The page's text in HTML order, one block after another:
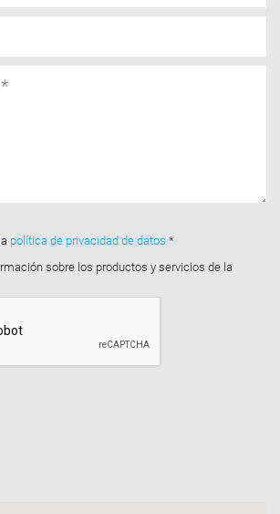
política de privacidad de datos *
sobre los productos y servicios de la